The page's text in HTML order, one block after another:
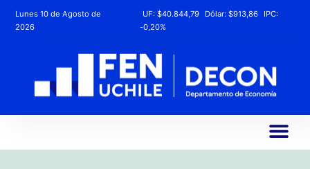
Lunes 10 de Agosto de
2026
UF:$40.844,79 Dólar:$913,86
IPC:
-0,20%